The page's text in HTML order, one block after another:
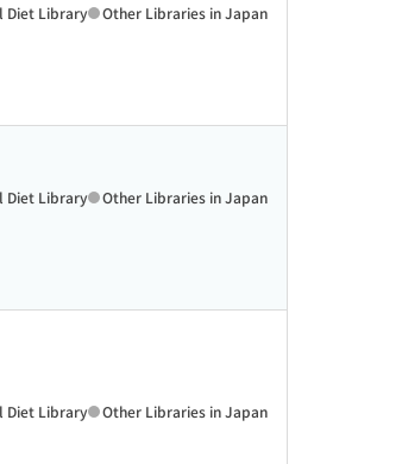
Diet Library Other Libraries in Japan
Diet Library Other Libraries in Japan
Diet Library Other Libraries in Japan